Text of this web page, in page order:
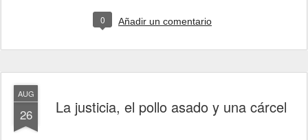
0 Añadir un comentario
AUG
26 La justicia, el pollo asado y una cárcel